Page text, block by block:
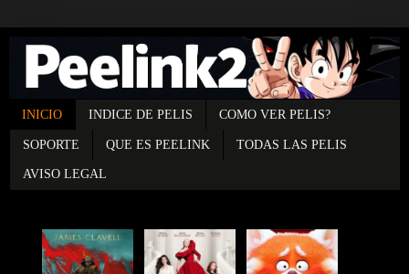
INICIO INDICE DE PELIS COMO VER PELIS?
SOPORTE QUE ES PEELINK TODAS LAS PELIS
AVISO LEGAL